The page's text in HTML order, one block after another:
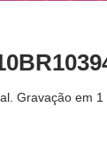
Gravação em 1